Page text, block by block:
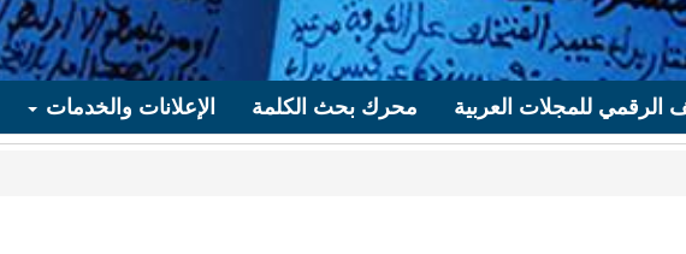
الرقمي للمجلات العربية محرك بحث الكلمة الإعلانات والخدمات